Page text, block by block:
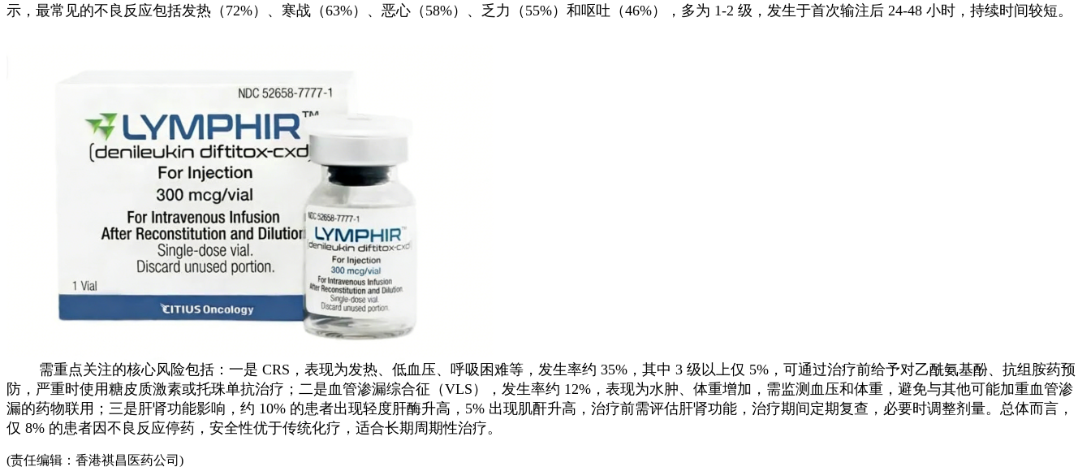
示，最常见的不良反应包括发热（72%）、寒战（63%）、恶心（58%）、乏力（55%）和呕吐（46%），多为 1-2 级，发生于首次输注后 24-48 小时，持续时间较短。​
需重点关注的核心风险包括：一是 CRS，表现为发热、低血压、呼吸困难等，发生率约 35%，其中 3 级以上仅 5%，可通过治疗前给予对乙酰氨基酚、抗组胺药预
防，严重时使用糖皮质激素或托珠单抗治疗；二是血管渗漏综合征（VLS），发生率约 12%，表现为水肿、体重增加，需监测血压和体重，避免与其他可能加重血管渗
漏的药物联用；三是肝肾功能影响，约 10% 的患者出现轻度肝酶升高，5% 出现肌酐升高，治疗前需评估肝肾功能，治疗期间定期复查，必要时调整剂量。总体而言，
仅 8% 的患者因不良反应停药，安全性优于传统化疗，适合长期周期性治疗。
(责任编辑：香港祺昌医药公司)